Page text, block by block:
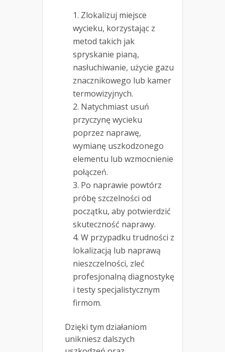
Zlokalizuj miejsce
wycieku, korzystając z
metod takich jak
spryskanie pianą,
nasłuchiwanie, użycie gazu
znacznikowego lub kamer
termowizyjnych.
Natychmiast usuń
przyczynę wycieku
poprzez naprawę,
wymianę uszkodzonego
elementu lub wzmocnienie
połączeń.
Po naprawie powtórz
próbę szczelności od
początku, aby potwierdzić
skuteczność naprawy.
W przypadku trudności z
lokalizacją lub naprawą
nieszczelności, zleć
profesjonalną diagnostykę
i testy specjalistycznym
firmom.
Dzięki tym działaniom
unikniesz dalszych